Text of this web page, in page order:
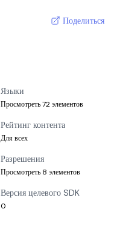
Поделиться
Языки
Просмотреть 72 элементов
Рейтинг контента
Для всех
Разрешения
Просмотреть 8 элементов
Версия целевого SDK
0